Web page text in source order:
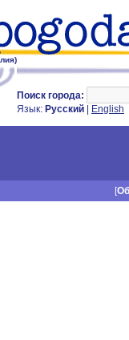
Поиск города:
Язык: Русский English
[